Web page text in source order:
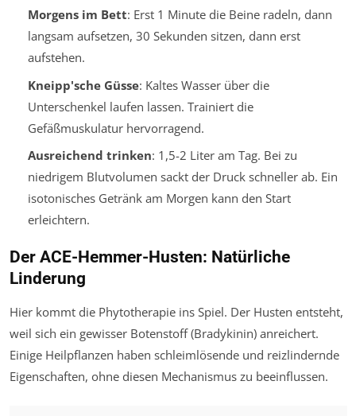
Morgens im Bett: Erst 1 Minute die Beine radeln, dann
langsam aufsetzen, 30 Sekunden sitzen, dann erst
aufstehen.
Kneipp'sche Güsse: Kaltes Wasser über die
Unterschenkel laufen lassen. Trainiert die
Gefäßmuskulatur hervorragend.
Ausreichend trinken: 1,5-2 Liter am Tag. Bei zu
niedrigem Blutvolumen sackt der Druck schneller ab. Ein
isotonisches Getränk am Morgen kann den Start
erleichtern.
Der ACE-Hemmer-Husten: Natürliche
Linderung
Hier kommt die Phytotherapie ins Spiel. Der Husten entsteht,
weil sich ein gewisser Botenstoff (Bradykinin) anreichert.
Einige Heilpflanzen haben schleimlösende und reizlindernde
Eigenschaften, ohne diesen Mechanismus zu beeinflussen.